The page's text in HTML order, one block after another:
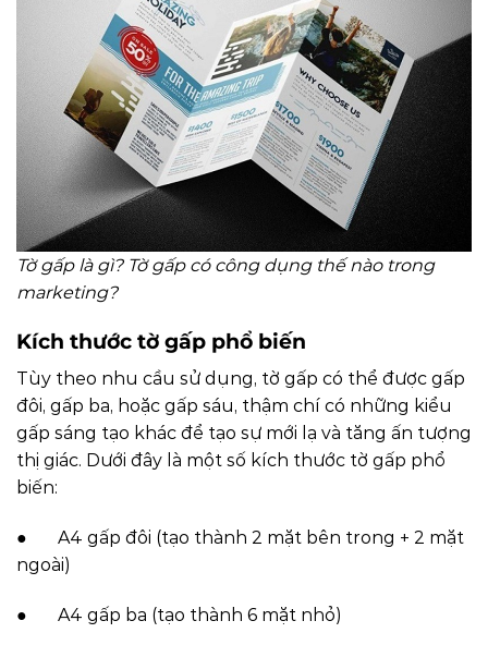
Tờ gấp là gì? Tờ gấp có công dụng thế nào trong
marketing?
Kích thước tờ gấp phổ biến
Tùy theo nhu cầu sử dụng, tờ gấp có thể được gấp
đôi, gấp ba, hoặc gấp sáu, thậm chí có những kiểu
gấp sáng tạo khác để tạo sự mới lạ và tăng ấn tượng
thị giác. Dưới đây là một số kích thước tờ gấp phổ
biến:
● A4 gấp đôi (tạo thành 2 mặt bên trong + 2 mặt
ngoài)
● A4 gấp ba (tạo thành 6 mặt nhỏ)